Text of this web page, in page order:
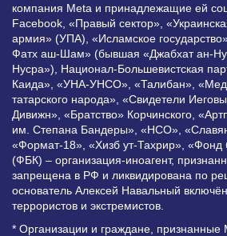
компания Meta и принадлежащие ей
Facebook, «Правый сектор»,
армия» (УПА), «Исламское
Фатх аш-Шам» (бывшая «Джабхат ан-
Нусра»), Национал-Большевистская
Каида», «УНА-УНСО», «Талибан»,
татарского народа», «Свидетели
Дивижн», «Братство» Корчинского,
им. Степана Бандеры», «НСО»,
«Формат-18», «Хизб ут-Тахрир», «Фонд
(ФБК) – организация-иноагент,
запрещена в РФ и ликвидирована по
основатель Алексей Навальный
террористов и экстремистов.
* Организации и граждане,